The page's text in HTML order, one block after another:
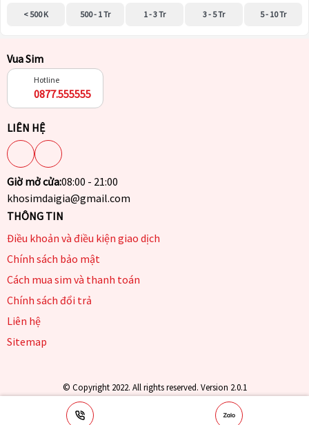
< 500 K 500 - 1 Tr 1 - 3 Tr 3 - 5 Tr 5 - 10 Tr
Vua Sim
Hotline
0877.555555
LIÊN HỆ
Giờ mở cửa:08:00 - 21:00
khosimdaigia@gmail.com
THÔNG TIN
Điều khoản và điều kiện giao dịch
Chính sách bảo mật
Cách mua sim và thanh toán
Chính sách đổi trả
Liên hệ
Sitemap
© Copyright 2022. All rights reserved. Version 2.0.1